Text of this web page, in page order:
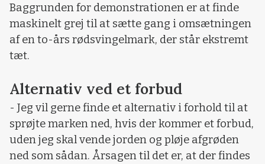
Baggrunden for demonstrationen er at finde
maskinelt grej til at sætte gang i omsætningen
af en to-års rødsvingelmark, der står ekstremt
tæt.
Alternativ ved et forbud
- Jeg vil gerne finde et alternativ i forhold til at
sprøjte marken ned, hvis der kommer et forbud,
uden jeg skal vende jorden og pløje afgrøden
ned som sådan. Årsagen til det er, at der findes